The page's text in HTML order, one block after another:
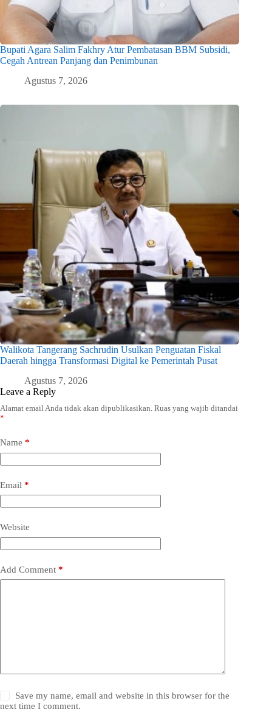
Bupati Agara Salim Fakhry Atur Pembatasan BBM Subsidi,
Cegah Antrean Panjang dan Penimbunan
Agustus 7, 2026
Walikota Tangerang Sachrudin Usulkan Penguatan Fiskal
Daerah hingga Transformasi Digital ke Pemerintah Pusat
Agustus 7, 2026
Leave a Reply
Alamat email Anda tidak akan dipublikasikan. Ruas yang wajib ditandai
*
Name *
Email *
Website
Add Comment *
Save my name, email and website in this browser for the
next time I comment.